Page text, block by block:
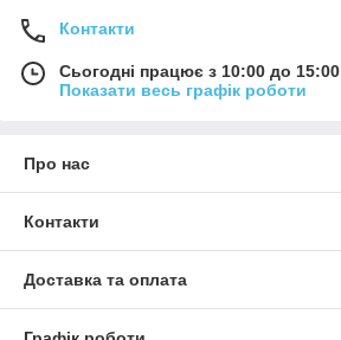
Контакти
Сьогодні працює з 10:00 до 15:00
Показати весь графік роботи
Про нас
Контакти
Доставка та оплата